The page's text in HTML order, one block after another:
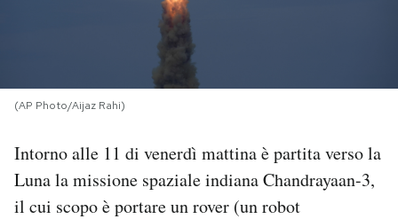
SHOP
(AP Photo/Aijaz Rahi)
Intorno alle 11 di venerdì mattina è partita verso la
Luna la missione spaziale indiana Chandrayaan-3,
il cui scopo è portare un rover (un robot